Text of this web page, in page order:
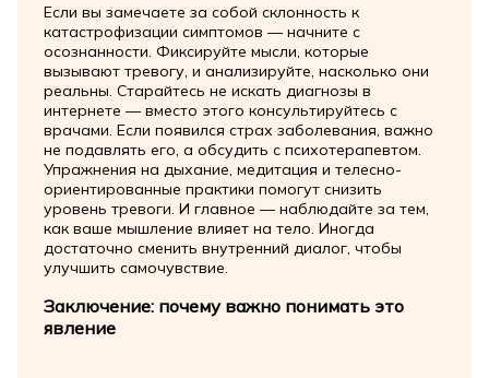
Если вы замечаете за собой склонность к
катастрофизации симптомов — начните с
осознанности. Фиксируйте мысли, которые
вызывают тревогу, и анализируйте, насколько они
реальны. Старайтесь не искать диагнозы в
интернете — вместо этого консультируйтесь с
врачами. Если появился страх заболевания, важно
не подавлять его, а обсудить с психотерапевтом.
Упражнения на дыхание, медитация и телесно-
ориентированные практики помогут снизить
уровень тревоги. И главное — наблюдайте за тем,
как ваше мышление влияет на тело. Иногда
достаточно сменить внутренний диалог, чтобы
улучшить самочувствие.
Заключение: почему важно понимать это
явление